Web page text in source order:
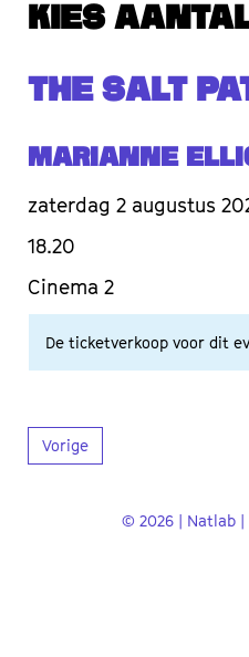
KIES
THE SALT
Marianne
zaterdag 2 augustus
18.20
Cinema 2
De ticketverkoop voor dit
Vorige
© 2026 | Natlab |